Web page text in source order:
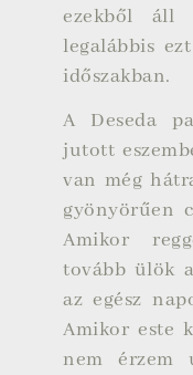
ezekből áll
legalábbis
időszakban.
A Deseda
jutott
van még
gyönyörűen
Amikor
tovább ülök
az egész
Amikor este
nem érzem